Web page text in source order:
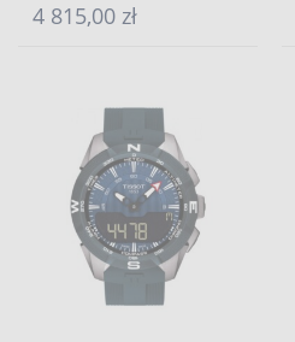
4 815,00 zł